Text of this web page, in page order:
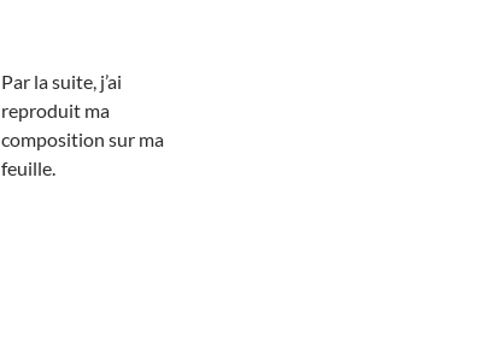
Par la suite, j’ai
reproduit ma
composition sur ma
feuille.